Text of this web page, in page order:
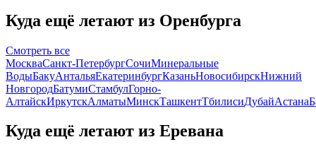
Куда ещё летают из Оренбурга
Смотреть все
МоскваСанкт-ПетербургСочиМинеральные
ВодыБакуАнтальяЕкатеринбургКазаньНовосибирскНижний
НовгородБатумиСтамбулГорно-
АлтайскИркутскАлматыМинскТашкентТбилисиДубайАстана
Куда ещё летают из Еревана